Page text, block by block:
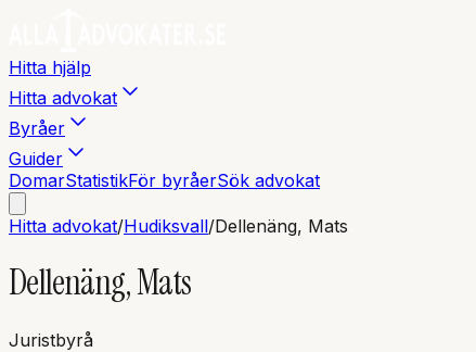
Hitta hjälp
Hitta advokat
Byråer
Guider
DomarStatistikFör byråerSök advokat
Hitta advokat/Hudiksvall/Dellenäng, Mats
Dellenäng, Mats
Juristbyrå